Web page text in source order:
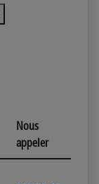
Nous
appeler